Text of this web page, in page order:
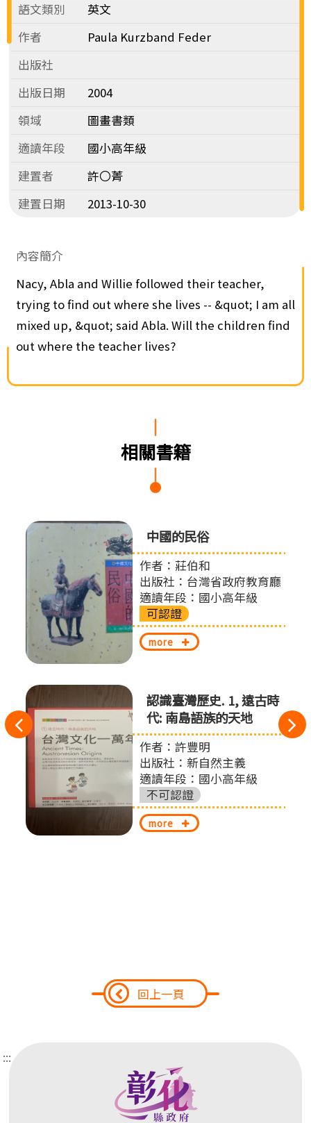
語文類別
英文
作者
Paula Kurzband Feder
出版社
出版日期
2004
領域
圖畫書類
適讀年段
國小高年級
建置者
許〇菁
建置日期
2013-10-30
內容簡介
Nacy, Abla and Willie followed their teacher,
trying to find out where she lives -- &quot; I am all
mixed up, &quot; said Abla. Will the children find
out where the teacher lives?
相關書籍
往
左
換
中國的民俗
作者：莊伯和
出版社：台灣省政府教育廳
適讀年段：國小高年級
可認證
more
認識臺灣歷史. 1, 遠古時
代: 南島語族的天地
作者：許豐明
出版社：新自然主義
適讀年段：國小高年級
不可認證
more
回上一頁
:::